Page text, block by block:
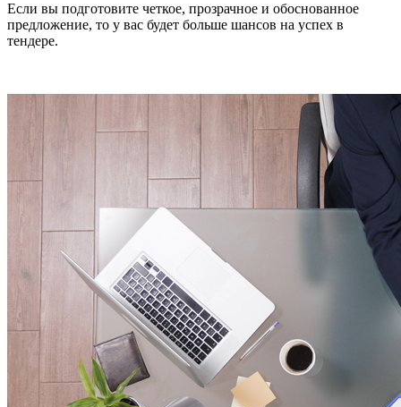
Если вы подготовите четкое, прозрачное и обоснованное
предложение, то у вас будет больше шансов на успех в
тендере.